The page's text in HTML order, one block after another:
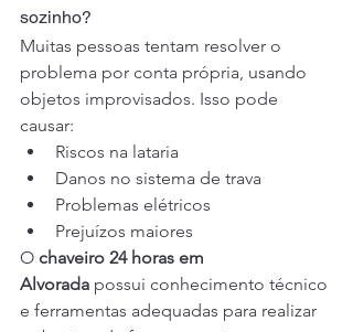
sozinho?
Muitas pessoas tentam resolver o
problema por conta própria, usando
objetos improvisados. Isso pode
causar:
Riscos na lataria
Danos no sistema de trava
Problemas elétricos
Prejuízos maiores
O chaveiro 24 horas em
Alvorada possui conhecimento técnico
e ferramentas adequadas para realizar